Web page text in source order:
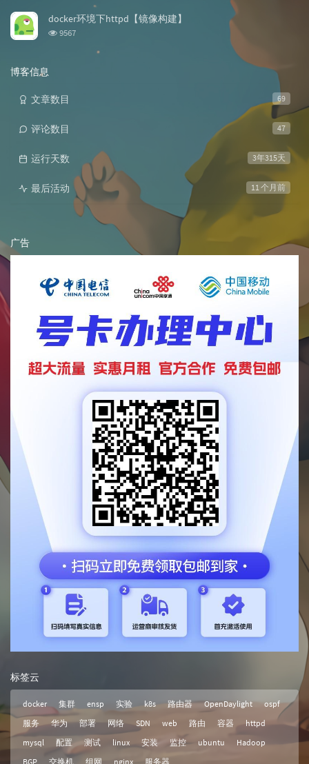
次
docker环境下httpd【镜像构建】
浏
9567
博客信息
69
文章数目
47
评论数目
3年315天
运行天数
11 个月前
最后活动
广告
标签云
docker 集群 ensp 实验 k8s 路由器 OpenDaylight
ospf
服务
华为 部署 网络 SDN web 路由 容器
httpd
mysql
配置 测试 linux 安装 监控 ubuntu
Hadoop
BGP
交换机 组网 nginx 服务器